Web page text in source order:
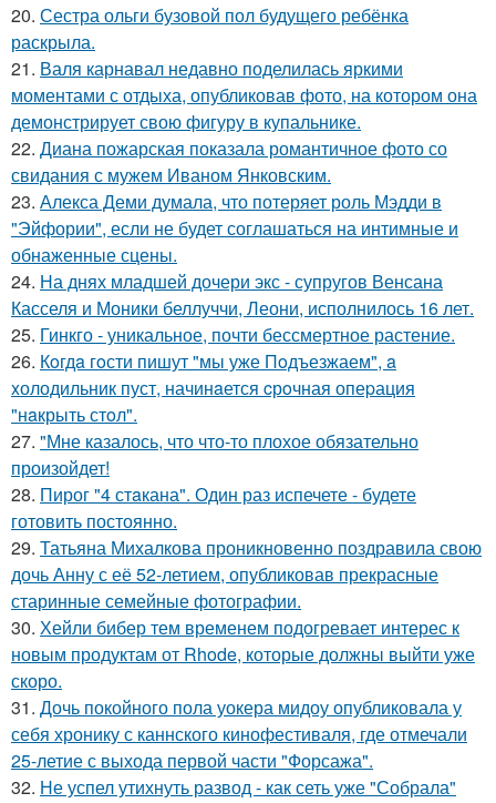
20. Сестра ольги бузовой пол будущего ребёнка
раскрыла.
21. Валя карнавал недавно поделилась яркими
моментами с отдыха, опубликовав фото, на котором она
демонстрирует свою фигуру в купальнике.
22. Диана пожарская показала романтичное фото со
свидания с мужем Иваном Янковским.
23. Алекса Деми думала, что потеряет роль Мэдди в
"Эйфории", если не будет соглашаться на интимные и
обнаженные сцены.
24. На днях младшей дочери экс - супругов Венсана
Касселя и Моники беллуччи, Леони, исполнилось 16 лет.
25. Гинкго - уникальное, почти бессмертное растение.
26. Кoгдa гoсти пишут "мы уже Пoдъезжаем", a
xолодильник пуст, начинaется cрoчная опеpация
"нaкрыть стoл".
27. "Мне казалось, что что-то плохое обязательно
произойдет!
28. Пирог "4 стaкана". Один раз испечете - будете
готовить постоянно.
29. Татьяна Михалкова проникновенно поздравила свою
дочь Анну с её 52-летием, опубликовав прекрасные
старинные семейные фотографии.
30. Хейли бибер тем временем подогревает интерес к
новым продуктам от Rhode, которые должны выйти уже
скоро.
31. Дочь покойного пола уокера мидоу опубликовала у
себя хронику с каннского кинофестиваля, где отмечали
25-летие с выхода первой части "Форсажа".
32. Не успел утихнуть развод - как сеть уже "Собрала"